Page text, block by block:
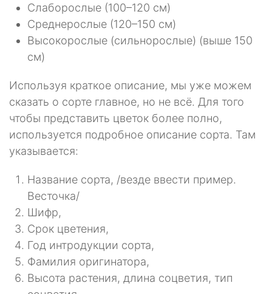
Слаборослые (100–120 см)
Среднерослые (120–150 см)
Высокорослые (сильнорослые) (выше 150
см)
Используя краткое описание, мы уже можем
сказать о сорте главное, но не всё. Для того
чтобы представить цветок более полно,
используется подробное описание сорта. Там
указывается:
Название сорта, /везде ввести пример.
Весточка/
Шифр,
Срок цветения,
Год интродукции сорта,
Фамилия оригинатора,
Высота растения, длина соцветия, тип